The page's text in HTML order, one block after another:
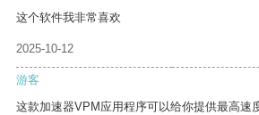
这个软件我非常喜欢
2025-10-12
游客
这款加速器VPM应用程序可以给你提供最高速